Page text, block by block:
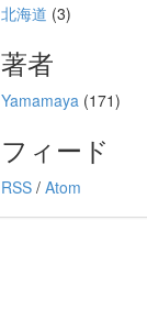
北海道 (3)
著者
Yamamaya(171)
フィード
RSS/ Atom